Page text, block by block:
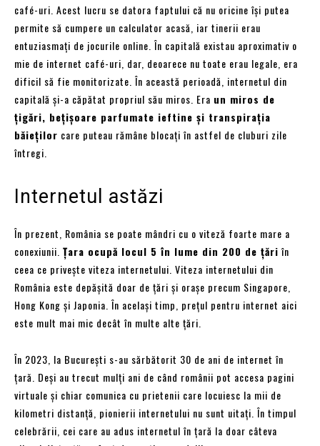
café-uri. Acest lucru se datora faptului că nu oricine își putea
permite să cumpere un calculator acasă, iar tinerii erau
entuziasmați de jocurile online. În capitală existau aproximativ o
mie de internet café-uri, dar, deoarece nu toate erau legale, era
dificil să fie monitorizate. În această perioadă, internetul din
capitală și-a căpătat propriul său miros. Era un miros de
țigări, bețișoare parfumate ieftine și transpirația
băieților care puteau rămâne blocați în astfel de cluburi zile
întregi.
Internetul astăzi
În prezent, România se poate mândri cu o viteză foarte mare a
conexiunii. Țara ocupă locul 5 în lume din 200 de țări în
ceea ce privește viteza internetului. Viteza internetului din
România este depășită doar de țări și orașe precum Singapore,
Hong Kong și Japonia. În același timp, prețul pentru internet aici
este mult mai mic decât în multe alte țări.
În 2023, la București s-au sărbătorit 30 de ani de internet în
țară. Deși au trecut mulți ani de când românii pot accesa pagini
virtuale și chiar comunica cu prietenii care locuiesc la mii de
kilometri distanță, pionierii internetului nu sunt uitați. În timpul
celebrării, cei care au adus internetul în țară la doar câteva